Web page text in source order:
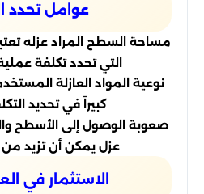
عوامل تحدد
مساحة السطح المراد عزله
التي تحدد تكلفة
نوعية المواد العازلة
كبيراً في تحديد
صعوبة الوصول إلى الأسطح
عزل يمكن أن تزيد من
الاستثمار في